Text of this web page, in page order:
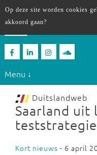
Menu ↓
Duitslandweb
Saarland uit
teststrategie
Kort nieuws - 6 april
Op deze site worden cookies
akkoord gaan?